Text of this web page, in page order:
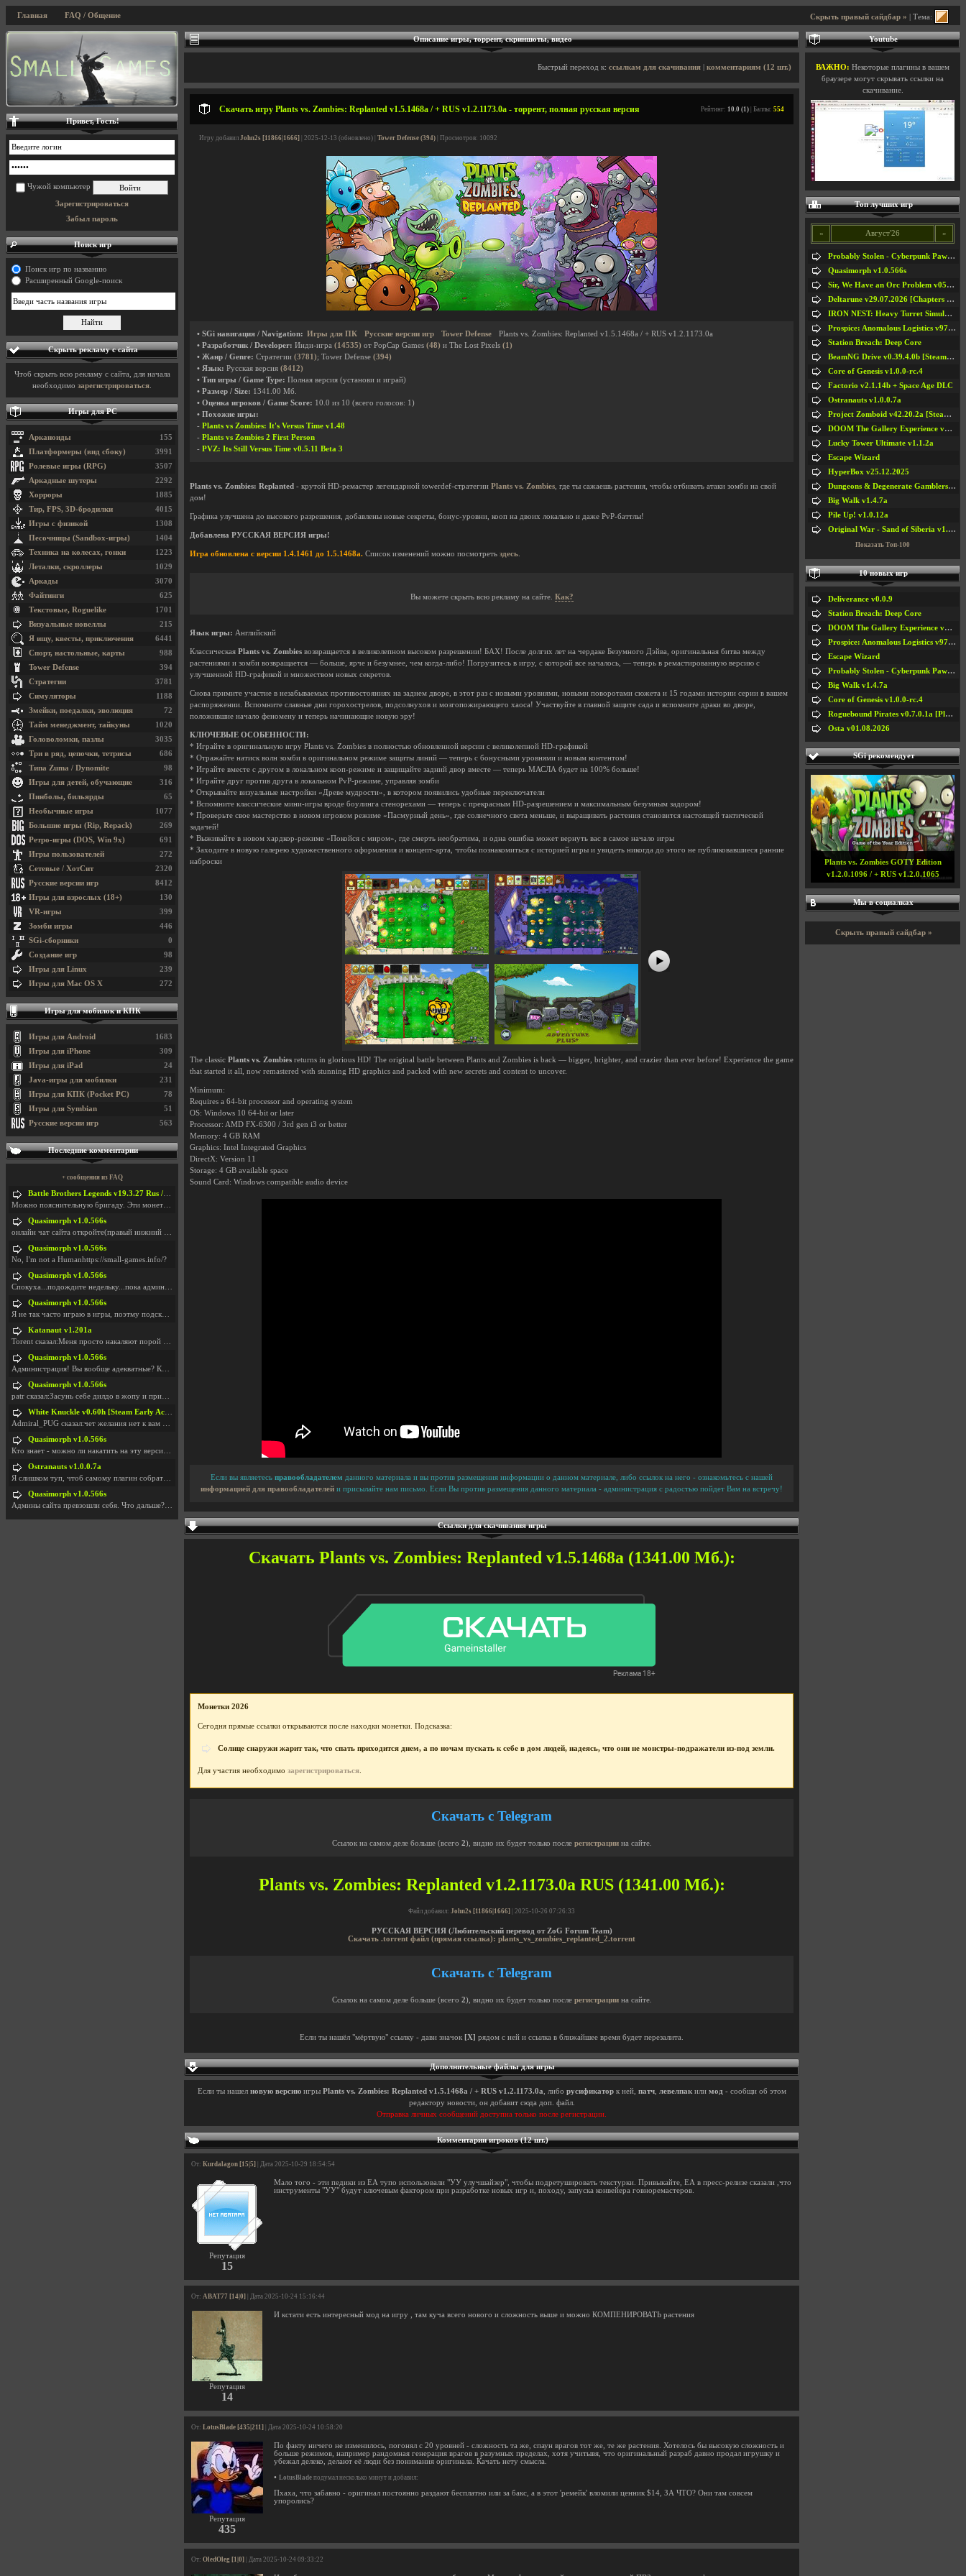
Скрыть правый сайдбар » | Тема:
Главная FAQ / Общение
Описание игры, торрент, скриншоты, видео
Быстрый переход к: ссылкам для скачивания комментариям (12 шт.)
Скачать игру Plants vs. Zombies: Replanted v1.5.1468a / + RUS v1.2.1173.0a - торрент, полная русская версия Рейтинг: 10.0 (1) | Баллы: 554
Игру добавил John2s [11866|1666] | 2025-12-13 (обновлено) | Tower Defense (394) | Просмотров: 10092
• SGi навигация / Navigation: Игры для ПК Русские версии игр Tower Defense
Plants vs. Zombies: Replanted v1.5.1468a / + RUS v1.2.1173.0a
• Разработчик / Developer: Инди-игра (14535) от PopCap Games (48) и The Lost Pixels (1)
• Жанр / Genre: Стратегии (3781); Tower Defense (394)
• Язык: Русская версия (8412)
• Тип игры / Game Type: Полная версия (установи и играй)
• Размер / Size: 1341.00 Мб.
• Оценка игроков / Game Score: 10.0 из 10 (всего голосов: 1 )
• Похожие игры:
- Plants vs Zombies: It's Versus Time v1.48
- Plants vs Zombies 2 First Person
- PVZ: Its Still Versus Time v0.5.11 Beta 3
Plants vs. Zombies: Replanted - крутой HD-ремастер легендарной towerdef-стратегии Plants vs. Zombies , где ты сажаешь растения, чтобы отбивать атаки зомби на свой
дом!
Графика улучшена до высокого разрешения, добавлены новые секреты, бонус-уровни, кооп на двоих локально и даже PvP-баттлы!
Добавлена РУССКАЯ ВЕРСИЯ игры!
Игра обновлена с версии 1.4.1461 до 1.5.1468a. Список изменений можно посмотреть здесь
Вы можете скрыть всю рекламу на сайте. Как?
Язык игры: Английский
Классическая Plants vs. Zombies возвращается в великолепном высоком разрешении! БАХ! После долгих лет на чердаке Безумного Дэйва, оригинальная битва между
растениями и зомби возвращается — больше, ярче и безумнее, чем когда-либо! Погрузитесь в игру, с которой все началось, — теперь в ремастированную версию с
улучшенной HD-графикой и множеством новых секретов.
Снова примите участие в незабываемых противостояниях на заднем дворе, в этот раз с новыми уровнями, новыми поворотами сюжета и 15 годами истории серии в вашем
распоряжении. Вспомните славные дни горохострелов, подсолнухов и мозгопожирающего хаоса! Участвуйте в главной защите сада и вспомните драки во дворе,
положившие начало феномену и теперь начинающие новую эру!
КЛЮЧЕВЫЕ ОСОБЕННОСТИ:
* Играйте в оригинальную игру Plants vs. Zombies в полностью обновленной версии с великолепной HD-графикой
* Отражайте натиск волн зомби в оригинальном режиме защиты линий — теперь с бонусными уровнями и новым контентом!
* Играйте вместе с другом в локальном кооп-режиме и защищайте задний двор вместе — теперь МАСЛА будет на 100% больше!
* Играйте друг против друга в локальном PvP-режиме, управляя зомби
* Открывайте визуальные настройки «Древе мудрости», в котором появились удобные переключатели
* Вспомните классические мини-игры вроде боулинга стенорехами — теперь с прекрасным HD-разрешением и максимальным безумным задором!
* Проверьте свое мастерство в новом игровом режиме «Пасмурный день», где солнечного света меньше, и выращивать растения становится настоящей тактической
задачей!
* Выживайте в новом хардкор-режиме «Покойся с миром», где смерть необратима, и одна ошибка может вернуть вас в самое начало игры
* Заходите в новую галерею художественного оформления и концепт-арта, чтобы познакомиться с историей игры и увидеть никогда до этого не публиковавшиеся ранние
наброски
The classic Plants vs. Zombies returns in glorious HD! The original battle between Plants and Zombies is back — bigger, brighter, and crazier than ever before! Experience the game
that started it all, now remastered with stunning HD graphics and packed with new secrets and content to uncover.
Minimum:
Requires a 64-bit processor and operating system
OS: Windows 10 64-bit or later
Processor: AMD FX-6300 / 3rd gen i3 or better
Memory: 4 GB RAM
Graphics: Intel Integrated Graphics
DirectX: Version 11
Storage: 4 GB available space
Sound Card: Windows compatible audio device
Если вы являетесь правообладателем данного материала и вы против размещения информации о данном материале, либо ссылок на него - ознакомьтесь с нашей
информацией для правообладателей и присылайте нам письмо. Если Вы против размещения данного материала - администрация с радостью пойдет Вам на встречу!
Ссылки для скачивания игры
Скачать Plants vs. Zombies: Replanted v1.5.1468a (1341.00 Мб.):
Монетки 2026
Сегодня прямые ссылки открываются после находки монетки. Подсказка:
Солнце снаружи жарит так, что спать приходится днем, а по ночам пускать к себе в дом людей, надеясь, что они не монстры-подражатели из-под земли.
Для участия необходимо зарегистрироваться
Скачать с Telegram
Ссылок на самом деле больше (всего 2), видно их будет только после регистрациина сайте.
Plants vs. Zombies: Replanted v1.2.1173.0a RUS (1341.00 Мб.):
Файл добавил: John2s [11866|1666] | 2025-10-26 07:26:33
РУССКАЯ ВЕРСИЯ (Любительский перевод от ZoG Forum Team)
Скачать .torrent файл (прямая ссылка): plants_vs_zombies_replanted_2.torrent
Скачать с Telegram
Ссылок на самом деле больше (всего 2), видно их будет только после регистрациина сайте.
Если ты нашёл "мёртвую" ссылку - дави значок [X] рядом с ней и ссылка в ближайшее время будет перезалита.
Дополнительные файлы для игры
Если ты нашел новую версиюигры Plants vs. Zombies: Replanted v1.5.1468a / + RUS v1.2.1173.0a , либо русификаторк ней, патч, левелпакили мод - сообщи об этом
редактору новости, он добавит сюда доп. файл.
Отправка личных сообщений доступна только после регистрации.
Комментарии игроков (12 шт.)
От: Kurdalagon [15|5] | Дата 2025-10-29 18:54:54
Репутация
15
Мало того - эти педики из ЕА тупо использовали "УУ улучшайзер", чтобы подретушировать текстурки. Привыкайте, ЕА в пресс-релизе сказали ,что
инструменты "УУ" будут ключевым фактором при разработке новых игр и, походу, запуска конвейера говноремастеров.
От: ABAT77 [14|0] | Дата 2025-10-24 15:16:44
Репутация
14
И кстати есть интересный мод на игру , там куча всего нового и сложность выше и можно КОМПЕНИРОВАТЬ растения
От: LotusBlade [435|211] | Дата 2025-10-24 10:58:20
Репутация
435
По факту ничего не изменилось, погонял с 20 уровней - сложность та же, спаун врагов тот же, те же растения. Хотелось бы высокую сложность и
больше режимов, например рандомная генерация врагов в разумных пределах, хотя учитывя, что оригинальный разраб давно продал игрушку и
убежал делеко, делают её люди без понимания оригинала. Качать нету смысла.
• LotusBlade подумал несколько минут и добавил:
Пхаха, что забавно - оригинал постоянно раздают бесплатно или за бакс, а в этот 'ремейк' вломили ценник $14, ЗА ЧТО? Они там совсем
упоролись?
От: OledOleg [1|0] | Дата 2025-10-24 09:33:22
Привет, Гость!
Чужой компьютер
Зарегистрироваться
Забыл пароль
Поиск игр
Поиск игр по названию
Расширенный Google-поиск
Скрыть рекламу с сайта
Чтоб скрыть всю рекламу с сайта, для начала
необходимо зарегистрироваться
Игры для PC
155
Арканоиды
3991
Платформеры (вид сбоку)
3507
Ролевые игры (RPG)
2292
Аркадные шутеры
1885
Хорроры
4015
Тир, FPS, 3D-бродилки
1308
Игры с физикой
1404
Песочницы (Sandbox-игры)
1223
Техника на колесах, гонки
1029
Леталки, скроллеры
3070
Аркады
625
Файтинги
1701
Текстовые, Roguelike
215
Визуальные новеллы
6441
Я ищу, квесты, приключения
988
Спорт, настольные, карты
394
Tower Defense
3781
Стратегии
1188
Симуляторы
72
Змейки, поедалки, эволюция
1020
Тайм менеджмент, тайкуны
3035
Головоломки, пазлы
686
Три в ряд, цепочки, тетрисы
98
Типа Zuma / Dynomite
316
Игры для детей, обучающие
65
Пинболы, бильярды
1077
Необычные игры
269
Большие игры (Rip, Repack)
691
Ретро-игры (DOS, Win 9x)
272
Игры пользователей
2320
Сетевые / ХотСит
8412
Русские версии игр
130
Игры для взрослых (18+)
399
VR-игры
446
Зомби игры
0
SGi-сборники
98
Создание игр
239
Игры для Linux
272
Игры для Mac OS X
Игры для мобилок и КПК
1683
Игры для Android
309
Игры для iPhone
24
Игры для iPad
231
Java-игры для мобилки
78
Игры для КПК (Pocket PC)
51
Игры для Symbian
563
Русские версии игр
Последние комментарии
+ сообщения из FAQ
Battle Brothers Legends v19.3.27 Rus / + Battle Brothers Legends v19.3.39 Eng
Можно пояснительную бригаду. Эти монетки, они в ка
Quasimorph v1.0.566s
онлайн чат сайта откройте(правый нижний угол экран
Quasimorph v1.0.566s
No, I'm not a Humanhttps://small-games.info/?
Quasimorph v1.0.566s
Спокуха...подождите недельку...пока админов отпуст
Quasimorph v1.0.566s
Я не так часто играю в игры, поэтму подсказка про
Katanaut v1.201a
Torent сказал:Меня просто накаляют порой речи о то
Quasimorph v1.0.566s
Администрация! Вы вообще адекватные? Какие монетки
Quasimorph v1.0.566s
patr сказал:Засунь себе дилдо в жопу и пришли фотк
White Knuckle v0.60h [Steam Early Access]
Admiral_PUG сказал:чет желания нет к вам сюда захо
Quasimorph v1.0.566s
Кто знает - можно ли накатить на эту версию моды?
Ostranauts v1.0.0.7a
Я слишком туп, чтоб самому плагин собрать. И что-т
Quasimorph v1.0.566s
Админы сайта превзошли себя. Что дальше? Засунь се
Youtube
ВАЖНО: Некоторые плагины в вашем
браузере могут скрывать ссылки на
скачивание.
Топ лучших игр
« Август'26 »
Probably Stolen - Cyberpunk Pawnshop Simulator v048c [Playtest]
Quasimorph v1.0.566s
Sir, We Have an Orc Problem v05.08.2026
Deltarune v29.07.2026 [Chapters 1-5] / + RUS [Chapters 1-5]
IRON NEST: Heavy Turret Simulator v1.0a
Prospice: Anomalous Logistics v97 [Playtest]
Station Breach: Deep Core
BeamNG Drive v0.39.4.0b [Steam Early Access]
Core of Genesis v1.0.0-rc.4
Factorio v2.1.14b + Space Age DLC
Ostranauts v1.0.0.7a
Project Zomboid v42.20.2a [Steam Early Access]
DOOM The Gallery Experience v1.4.2
Lucky Tower Ultimate v1.1.2a
Escape Wizard
HyperBox v25.12.2025
Dungeons & Degenerate Gamblers v2.0.2a
Big Walk v1.4.7a
Pile Up! v1.0.12a
Original War - Sand of Siberia v1.6.30
Показать Топ-100
10 новых игр
Deliverance v0.0.9
Station Breach: Deep Core
DOOM The Gallery Experience v1.4.2
Prospice: Anomalous Logistics v97 [Playtest]
Escape Wizard
Probably Stolen - Cyberpunk Pawnshop Simulator v048c [Playtest]
Big Walk v1.4.7a
Core of Genesis v1.0.0-rc.4
Roguebound Pirates v0.7.0.1a [Playtest]
Osta v01.08.2026
SGi рекомендует
Plants vs. Zombies GOTY Edition
v1.2.0.1096 / + RUS v1.2.0.1065
Мы в социалках
Скрыть правый сайдбар »